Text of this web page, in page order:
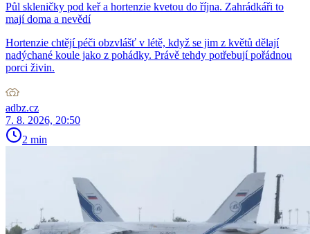
Půl skleničky pod keř a hortenzie kvetou do října. Zahrádkáři to
mají doma a nevědí
Hortenzie chtějí péči obzvlášť v létě, když se jim z květů dělají
nadýchané koule jako z pohádky. Právě tehdy potřebují pořádnou
porci živin.
adbz.cz
7. 8. 2026, 20:50
2 min